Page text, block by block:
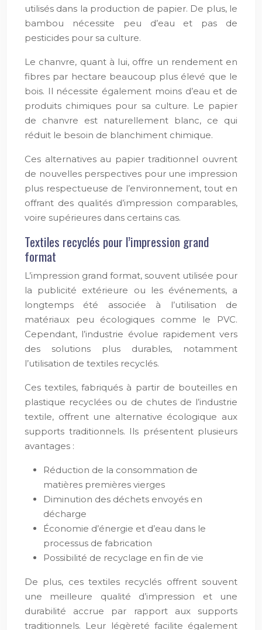
utilisés dans la production de papier. De plus, le
bambou nécessite peu d’eau et pas de
pesticides pour sa culture.
Le chanvre, quant à lui, offre un rendement en
fibres par hectare beaucoup plus élevé que le
bois. Il nécessite également moins d’eau et de
produits chimiques pour sa culture. Le papier
de chanvre est naturellement blanc, ce qui
réduit le besoin de blanchiment chimique.
Ces alternatives au papier traditionnel ouvrent
de nouvelles perspectives pour une impression
plus respectueuse de l’environnement, tout en
offrant des qualités d’impression comparables,
voire supérieures dans certains cas.
Textiles recyclés pour l’impression grand
format
L’impression grand format, souvent utilisée pour
la publicité extérieure ou les événements, a
longtemps été associée à l’utilisation de
matériaux peu écologiques comme le PVC.
Cependant, l’industrie évolue rapidement vers
des solutions plus durables, notamment
l’utilisation de textiles recyclés.
Ces textiles, fabriqués à partir de bouteilles en
plastique recyclées ou de chutes de l’industrie
textile, offrent une alternative écologique aux
supports traditionnels. Ils présentent plusieurs
avantages :
Réduction de la consommation de
matières premières vierges
Diminution des déchets envoyés en
décharge
Économie d’énergie et d’eau dans le
processus de fabrication
Possibilité de recyclage en fin de vie
De plus, ces textiles recyclés offrent souvent
une meilleure qualité d’impression et une
durabilité accrue par rapport aux supports
traditionnels. Leur légèreté facilite également